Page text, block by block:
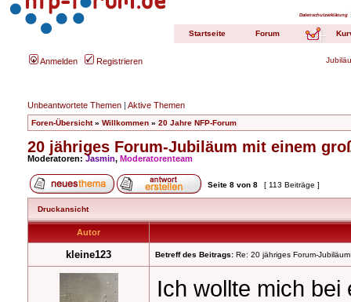
Datenschutzerklärung
Startseite Forum
Anmelden Registrieren
Unbeantwortete Themen | Aktive Themen
Foren-Übersicht» Willkommen » 20 Jahre NFP-Forum
20 jähriges Forum-Jubiläum mit einem
Moderatoren:Jasmin, Moderatorenteam
Seite 8 von 8 [ 113 Beiträge ]
Druckansicht
Autor
kleine123 Betreff des Beitrags: Re: 20 jähriges Forum-
Ich wollte mich